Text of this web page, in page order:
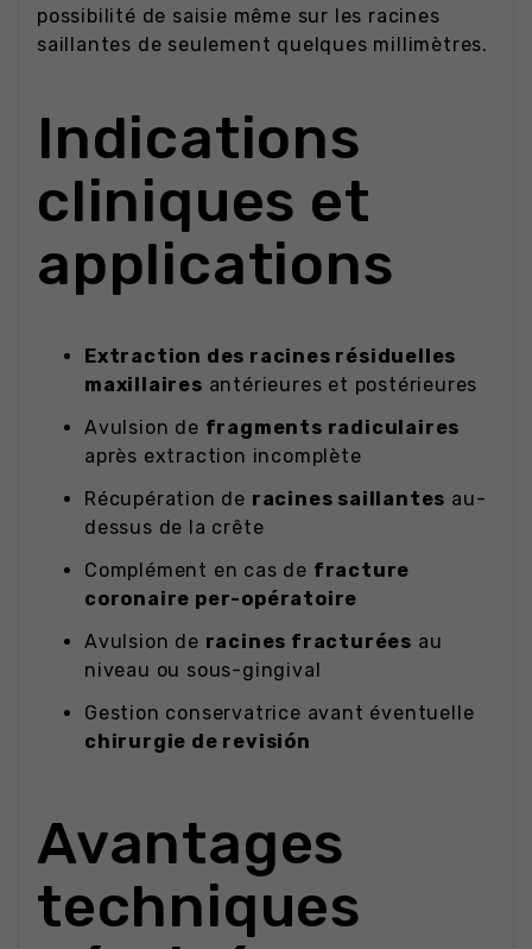
possibilité de saisie même sur les racines
saillantes de seulement quelques millimètres.
Indications
cliniques et
applications
Extraction des racines résiduelles
maxillaires antérieures et postérieures
Avulsion de fragments radiculaires
après extraction incomplète
Récupération de racines saillantes au-
dessus de la crête
Complément en cas de fracture
coronaire per-opératoire
Avulsion de racines fracturées au
niveau ou sous-gingival
Gestion conservatrice avant éventuelle
chirurgie de revisión
Avantages
techniques